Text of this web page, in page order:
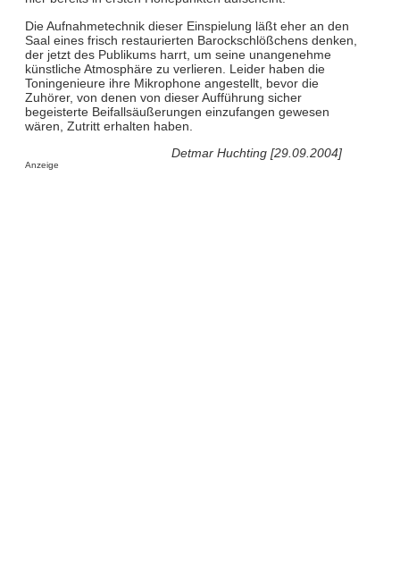
Die Aufnahmetechnik dieser Einspielung läßt eher an den
Saal eines frisch restaurierten Barockschlößchens denken,
der jetzt des Publikums harrt, um seine unangenehme
künstliche Atmosphäre zu verlieren. Leider haben die
Toningenieure ihre Mikrophone angestellt, bevor die
Zuhörer, von denen von dieser Aufführung sicher
begeisterte Beifallsäußerungen einzufangen gewesen
wären, Zutritt erhalten haben.
Detmar Huchting [29.09.2004]
Anzeige